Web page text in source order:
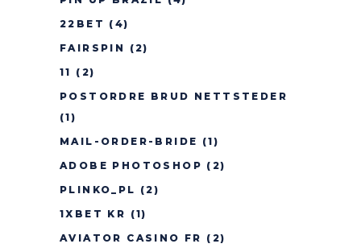
22BET (4)
FAIRSPIN
(2)
11 (2)
POSTORDRE BRUD NETTSTEDER
(1)
MAIL-ORDER-BRIDE (1)
ADOBE PHOTOSHOP (2)
PLINKO_PL (2)
1XBET KR (1)
AVIATOR CASINO FR (2)